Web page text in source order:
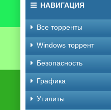
НАВИГАЦИЯ
Все торренты
Windows торрент
Безопасность
Графика
Утилиты